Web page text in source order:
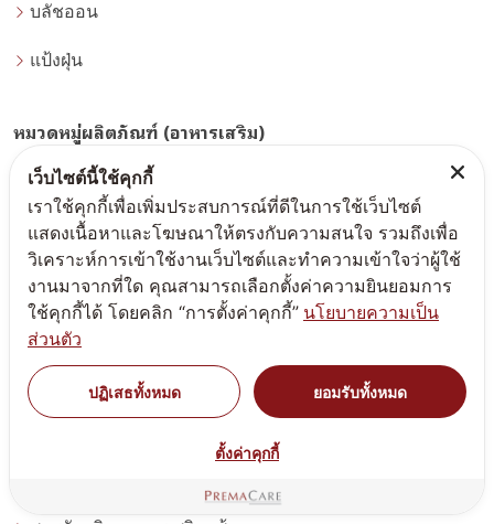
บลัชออน
แป้งฝุ่น
หมวดหมู่ผลิตภัณฑ์ (อาหารเสริม)
สูตรรับผลิตอาหารเสริม น้ำหนัก
สูตรรับผลิตอาหารเสริม ผิว
สูตรรับผลิตอาหารเสริม สุขภาพเพศชาย
สูตรรับผลิตอาหารเสริม ริ้วรอย
โรงงานผลิตอาหารเสริมคอลลาเจน แบบครบวงจร
เว็บไซต์นี้ใช้คุกกี้
เราใช้คุกกี้เพื่อเพิ่มประสบการณ์ที่ดีในการใช้เว็บไซต์
แสดงเนื้อหาและโฆษณาให้ตรงกับความสนใจ รวมถึงเพื่อ
วิเคราะห์การเข้าใช้งานเว็บไซต์และทำความเข้าใจว่าผู้ใช้
งานมาจากที่ใด คุณสามารถเลือกตั้งค่าความยินยอมการ
ใช้คุกกี้ได้ โดยคลิก “การตั้งค่าคุกกี้” นโยบายความเป็น
ส่วนตัว
ปฏิเสธทั้งหมด ยอมรับทั้งหมด
ตั้งค่าคุกกี้